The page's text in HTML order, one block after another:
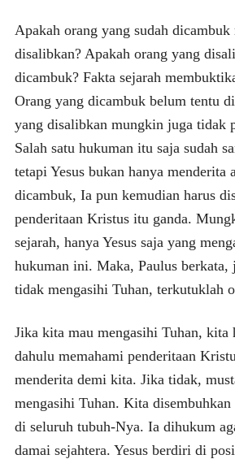
Apakah orang yang sudah dicambuk
disalibkan? Apakah orang yang
dicambuk? Fakta sejarah
Orang yang dicambuk belum tentu
yang disalibkan mungkin juga tidak
Salah satu hukuman itu saja sudah
tetapi Yesus bukan hanya menderita
dicambuk, Ia pun kemudian harus
penderitaan Kristus itu ganda.
sejarah, hanya Yesus saja yang
hukuman ini. Maka, Paulus berkata,
tidak mengasihi Tuhan, terkutuklah
Jika kita mau mengasihi Tuhan, kita
dahulu memahami penderitaan
menderita demi kita. Jika tidak,
mengasihi Tuhan. Kita
di seluruh tubuh-Nya. Ia dihukum
damai sejahtera. Yesus berdiri di